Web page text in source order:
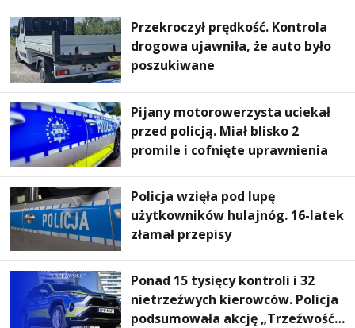
Przekroczył prędkość. Kontrola
drogowa ujawniła, że auto było
poszukiwane
Pijany motorowerzysta uciekał
przed policją. Miał blisko 2
promile i cofnięte uprawnienia
Policja wzięła pod lupę
użytkowników hulajnóg. 16-latek
złamał przepisy
Ponad 15 tysięcy kontroli i 32
nietrzeźwych kierowców. Policja
podsumowała akcję „Trzeźwość”